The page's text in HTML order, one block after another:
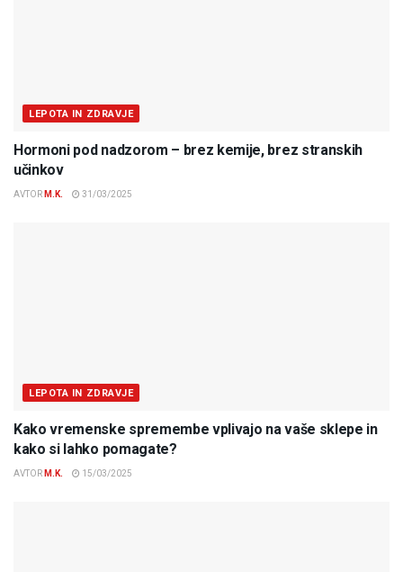
LEPOTA IN ZDRAVJE
Hormoni pod nadzorom – brez kemije, brez stranskih
učinkov
AVTOR M.K. 31/03/2025
LEPOTA IN ZDRAVJE
Kako vremenske spremembe vplivajo na vaše sklepe in
kako si lahko pomagate?
AVTOR M.K. 15/03/2025